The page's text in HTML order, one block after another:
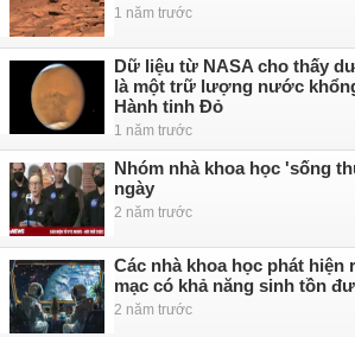
1 năm trước
Dữ liệu từ NASA cho thấy
là một trữ lượng nước
Hành tinh Đỏ
1 năm trước
Nhóm nhà khoa học 'sống
ngày
2 năm trước
Các nhà khoa học phát hiện
mạc có khả năng sinh tồn
2 năm trước